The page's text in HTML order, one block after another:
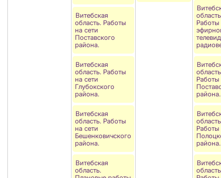
Витебская
область. Работы
на сети
Поставского
района.
Витебская
область. Работы
на сети
Глубокского
района.
Витебская
область. Работы
на сети
Бешенковичского
района.
Витебская
область.
Работы
Работы
района.
Работы
района.